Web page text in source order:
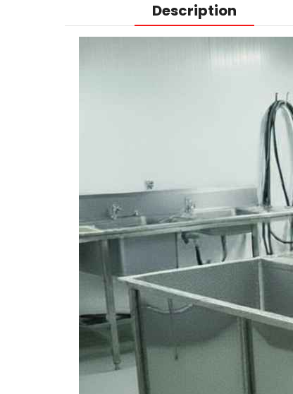
Description